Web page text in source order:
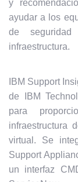
y
ayudar a los
de
infraestructura.
IBM Support
de IBM
para
infraestructura
virtual. Se
Support
un interfaz